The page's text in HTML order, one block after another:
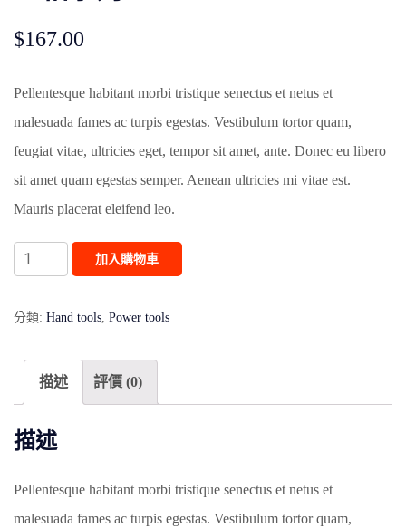
$167.00
Pellentesque habitant morbi tristique senectus et netus et
malesuada fames ac turpis egestas. Vestibulum tortor quam,
feugiat vitae, ultricies eget, tempor sit amet, ante. Donec eu libero
sit amet quam egestas semper. Aenean ultricies mi vitae est.
Mauris placerat eleifend leo.
三
系
量
加入購物車
分類: Hand tools, Power tools
描述 評價 (0)
描述
Pellentesque habitant morbi tristique senectus et netus et
malesuada fames ac turpis egestas. Vestibulum tortor quam,